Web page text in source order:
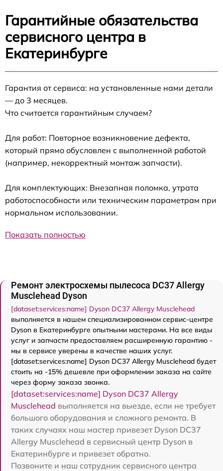
Гарантийные обязательства
сервисного центра в
Екатеринбурге
Гарантия от сервиса: на установленные нами детали
— до 3 месяцев.
Что считается гарантийным случаем?
Для работ: Повторное возникновение дефекта,
который прямо обусловлен с выполненной работой
(например, некорректный монтаж запчасти).
Для комплектующих: Внезапная поломка, утрата
работоспособности или техническим параметрам при
нормальном использовании.
Показать полностью
Ремонт электросхемы пылесоса DC37 Allergy
Musclehead Dyson
[dataset:services:name] Dyson DC37 Allergy Musclehead
выполняется в нашем специализированном сервис-центре
Dyson в Екатеринбурге опытными мастерами. На все виды
услуг и запчасти предоставляем расширенную гарантию -
мы в сервисе уверены в качестве наших услуг.
[dataset:services:name] Dyson DC37 Allergy Musclehead будет
стоить на -15% дешевле при оформлении заказа на сайте
через форму заказа звонка.
[dataset:services:name] Dyson DC37 Allergy
Musclehead выполняется на выезде, если не требует
большого оборудования и сложного ремонта. В
таких случаях наш мастер привезет Dyson DC37
Allergy Musclehead в сервисный центр Dyson в
Екатеринбурге и привезет обратно.
Позвоните и наш сотрудник сервисного центра